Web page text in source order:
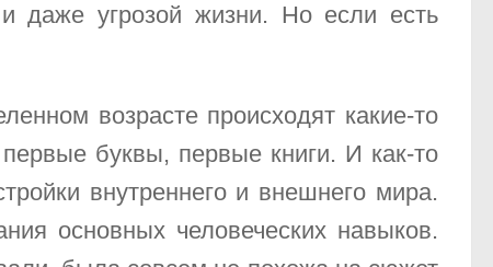
даже угрозой жизни. Но если есть
возрасте происходят какие-то
буквы, первые книги. И как-то
внутреннего и внешнего мира.
основных человеческих навыков.